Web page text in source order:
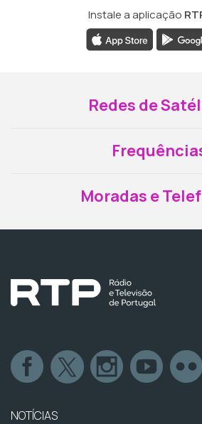
Instale a aplicação
Redes de
Moradas e
NOTÍCIAS